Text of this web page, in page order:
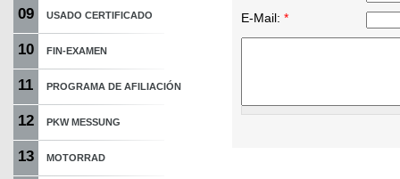
09 USADO CERTIFICADO
10 FIN-EXAMEN
11 PROGRAMA DE AFILIACIÓN
12 PKW MESSUNG
13 MOTORRAD
E-Mail: *